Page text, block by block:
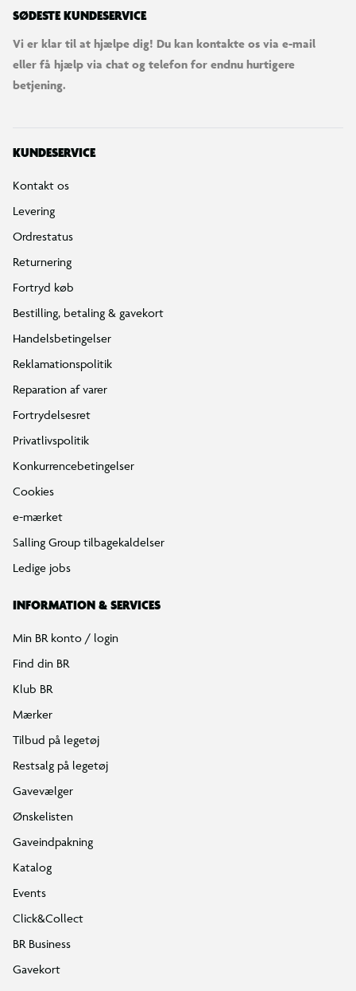
SØDESTE KUNDESERVICE
Vi er klar til at hjælpe dig! Du kan kontakte os via e-mail
eller få hjælp via chat og telefon for endnu hurtigere
betjening.
KUNDESERVICE
Kontakt os
Levering
Ordrestatus
Returnering
Fortryd køb
Bestilling, betaling & gavekort
Handelsbetingelser
Reklamationspolitik
Reparation af varer
Fortrydelsesret
Privatlivspolitik
Konkurrencebetingelser
Cookies
e-mærket
Salling Group tilbagekaldelser
Ledige jobs
INFORMATION & SERVICES
Min BR konto / login
Find din BR
Klub BR
Mærker
Tilbud på legetøj
Restsalg på legetøj
Gavevælger
Ønskelisten
Gaveindpakning
Katalog
Events
Click&Collect
BR Business
Gavekort